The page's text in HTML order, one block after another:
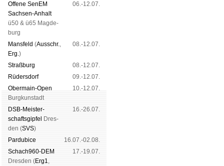
Offene SenEM
Sach­sen-An­halt
ü50 & ü65 Mag­de­
burg
06.-12.07.
Mans­feld (Aus­schr.,
Erg.)
08.-12.07.
Straß­burg
08.-12.07.
Rüders­dorf
09.-12.07.
Ober­main-Open
Burg­kun­stadt
10.-12.07.
DSB-Meister­
schafts­gipfel
Dres­
den (SVS)
16.-26.07.
Pardu­bice
16.07.-02.08.
Schach960-DEM
Dres­den (Erg1,
17.-19.07.